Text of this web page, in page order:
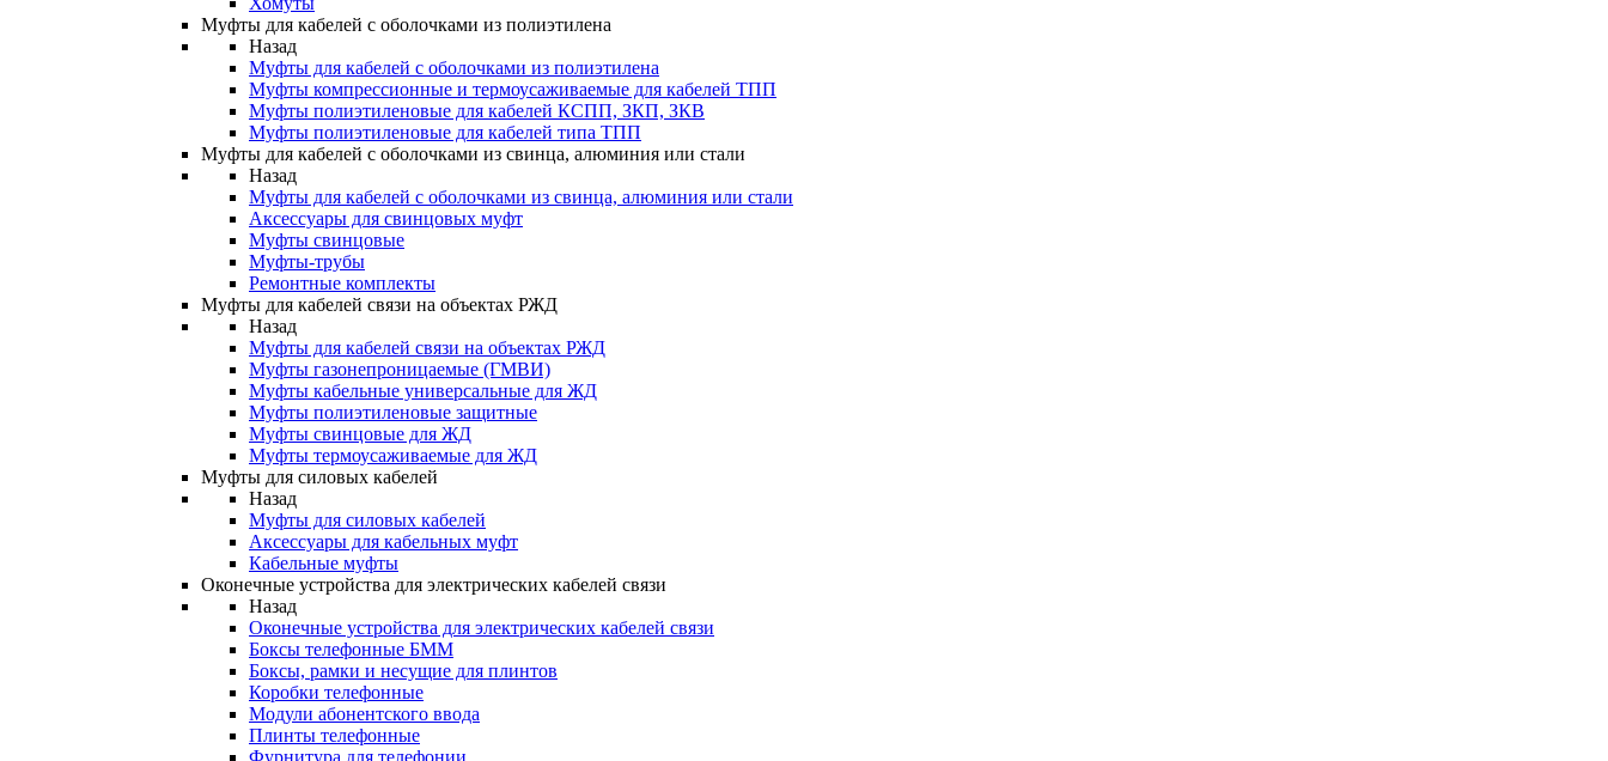
Муфты для кабелей с оболочками из полиэтилена
Назад
Муфты для кабелей с оболочками из полиэтилена
Муфты компрессионные и термоусаживаемые для кабелей ТПП
Муфты полиэтиленовые для кабелей КСПП, ЗКП, ЗКВ
Муфты полиэтиленовые для кабелей типа ТПП
Муфты для кабелей с оболочками из свинца, алюминия или стали
Назад
Муфты для кабелей с оболочками из свинца, алюминия или стали
Аксессуары для свинцовых муфт
Муфты свинцовые
Муфты-трубы
Ремонтные комплекты
Муфты для кабелей связи на объектах РЖД
Назад
Муфты для кабелей связи на объектах РЖД
Муфты газонепроницаемые (ГМВИ)
Муфты кабельные универсальные для ЖД
Муфты полиэтиленовые защитные
Муфты свинцовые для ЖД
Муфты термоусаживаемые для ЖД
Муфты для силовых кабелей
Назад
Муфты для силовых кабелей
Аксессуары для кабельных муфт
Кабельные муфты
Оконечные устройства для электрических кабелей связи
Назад
Оконечные устройства для электрических кабелей связи
Боксы телефонные БММ
Боксы, рамки и несущие для плинтов
Коробки телефонные
Модули абонентского ввода
Плинты телефонные
Фурнитура для телефонии